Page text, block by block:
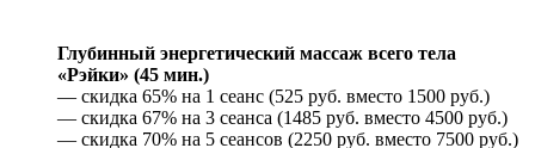
Глубинный энергетический массаж всего тела
«Рэйки» (45 мин.)
— скидка 65% на 1 сеанс (525 руб. вместо 1500 руб.)
— скидка 67% на 3 сеанса (1485 руб. вместо 4500 руб.)
— скидка 70% на 5 сеансов (2250 руб. вместо 7500 руб.)